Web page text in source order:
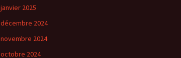
janvier 2025
décembre 2024
novembre 2024
octobre 2024